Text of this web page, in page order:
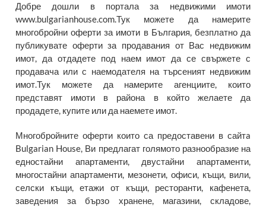
Добре дошли в портала за недвижими имоти
www.bulgarianhouse.com.Тук можете да намерите
многобройни оферти за имоти в България, безплатно да
публикувате оферти за продавания от Вас недвижим
имот, да отдадете под наем имот да се свържете с
продавача или с наемодателя на търсеният недвижим
имот.Тук можете да намерите агенциите, които
представят имоти в района в който желаете да
продадете, купите или да наемете имот.
Многобройните оферти които са предоставени в сайтa
Bulgarian House, Ви предлагат голямото разнообразие на
едностайни апартаменти, двустайни апартаменти,
многостайни апартаменти, мезонети, офиси, къщи, вили,
селски къщи, етажи от къщи, ресторанти, кафенета,
заведения за бързо хранене, магазини, складове,